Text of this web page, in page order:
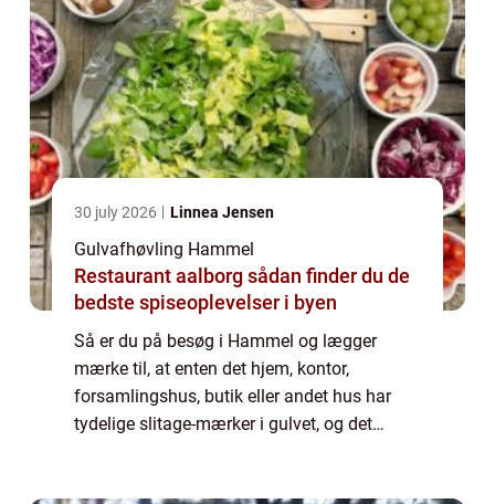
30 july 2026 Linnea Jensen
Gulvafhøvling Hammel
Restaurant aalborg sådan finder du de
bedste spiseoplevelser i byen
Så er du på besøg i Hammel og lægger
mærke til, at enten det hjem, kontor,
forsamlingshus, butik eller andet hus har
tydelige slitage-mærker i gulvet, og det